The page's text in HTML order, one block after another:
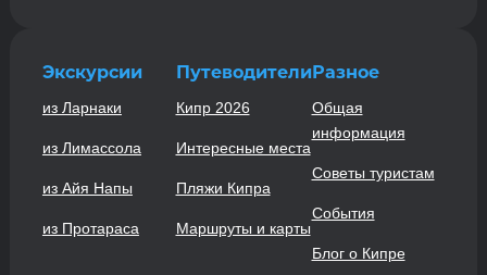
Экскурсии
из Ларнаки
из Лимассола
из Айя Напы
из Протараса
Путеводители
Кипр 2026
Интересные места
Пляжи Кипра
Маршруты и карты
Разное
Общая
информация
Советы туристам
События
Блог о Кипре